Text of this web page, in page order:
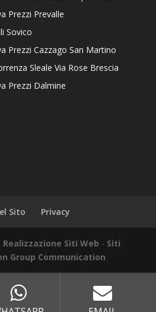
Prezzi Prevalle
Sovico
Prezzi Cazzago San Martino
Sleale Via Rose Brescia
Prezzi Dalmine
Sito Privacy
Realizzazione Siti Web - Siti
Group Communication